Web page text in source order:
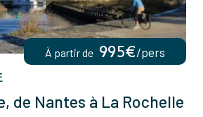
de Nantes à La Rochelle
À partir de 995€/pers